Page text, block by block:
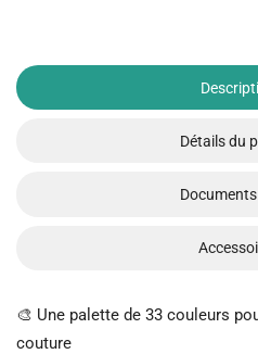
Détails du
🎨 Une palette de 33 couleurs
couture